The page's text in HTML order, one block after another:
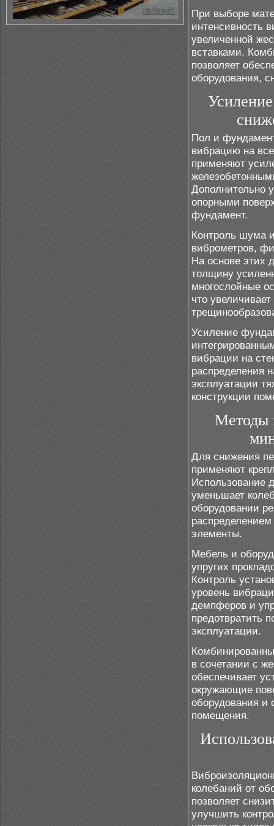
При выборе
интенсивность
увеличенной
вставками.
позволяет
оборудования,
Пол и
вибрацию на
применяют
Дополнительно
опорными
фундамент.
Контроль шума
виброметров,
На основе этих
толщину
многослойные
что
Усиление
вибрации на
распределения
эксплуатации
конструкции
Методы
Для снижения
применяют
Использование
уменьшает
оборудовании
элементы.
Мебель и
упругих
Контроль
уровень
демпферов и
предотвратить
эксплуатации.
в сочетании с
обеспечивает
окружающие
оборудования и
помещения.
колебаний от
позволяет
улучшить